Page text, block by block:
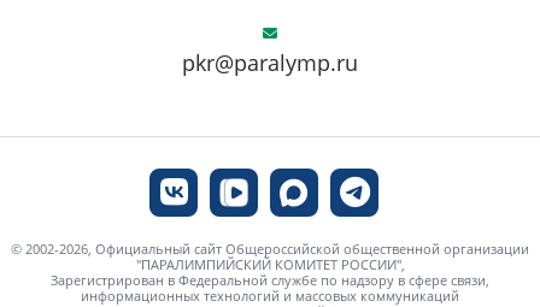
pkr@paralymp.ru
© 2002-2026, Официальный сайт Общероссийской общественной организации
"ПАРАЛИМПИЙСКИЙ КОМИТЕТ РОССИИ",
Зарегистрирован в Федеральной службе по надзору в сфере связи,
информационных технологий и массовых коммуникаций